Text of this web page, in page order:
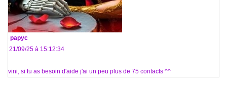
papyc
Le 21/09/25 à 15:12:34
@ vini, si tu as besoin d'aide j'ai un peu plus de 75 contacts ^^